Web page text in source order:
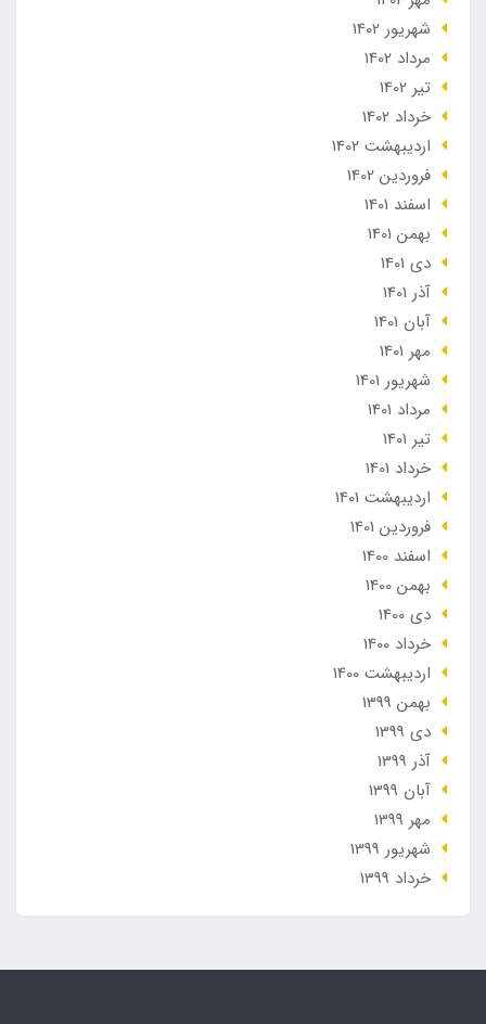
شهریور 1402
مرداد 1402
تير 1402
خرداد 1402
ارديبهشت 1402
فروردین 1402
اسفند 1401
بهمن 1401
دی 1401
آذر 1401
آبان 1401
مهر 1401
شهریور 1401
مرداد 1401
تير 1401
خرداد 1401
ارديبهشت 1401
فروردین 1401
اسفند 1400
بهمن 1400
دی 1400
خرداد 1400
ارديبهشت 1400
بهمن 1399
دی 1399
آذر 1399
آبان 1399
مهر 1399
شهریور 1399
خرداد 1399